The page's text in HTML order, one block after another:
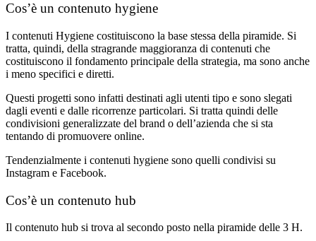
Cos’è un contenuto hygiene
I contenuti Hygiene costituiscono la base stessa della piramide. Si
tratta, quindi, della stragrande maggioranza di contenuti che
costituiscono il fondamento principale della strategia, ma sono anche
i meno specifici e diretti.
Questi progetti sono infatti destinati agli utenti tipo e sono slegati
dagli eventi e dalle ricorrenze particolari. Si tratta quindi delle
condivisioni generalizzate del brand o dell’azienda che si sta
tentando di promuovere online.
Tendenzialmente i contenuti hygiene sono quelli condivisi su
Instagram e Facebook.
Cos’è un contenuto hub
Il contenuto hub si trova al secondo posto nella piramide delle 3 H.